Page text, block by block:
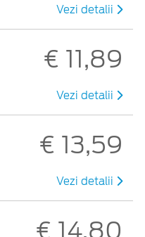
Vezi detalii
€ 11,89
Vezi detalii
€ 13,59
Vezi detalii
€ 14,80